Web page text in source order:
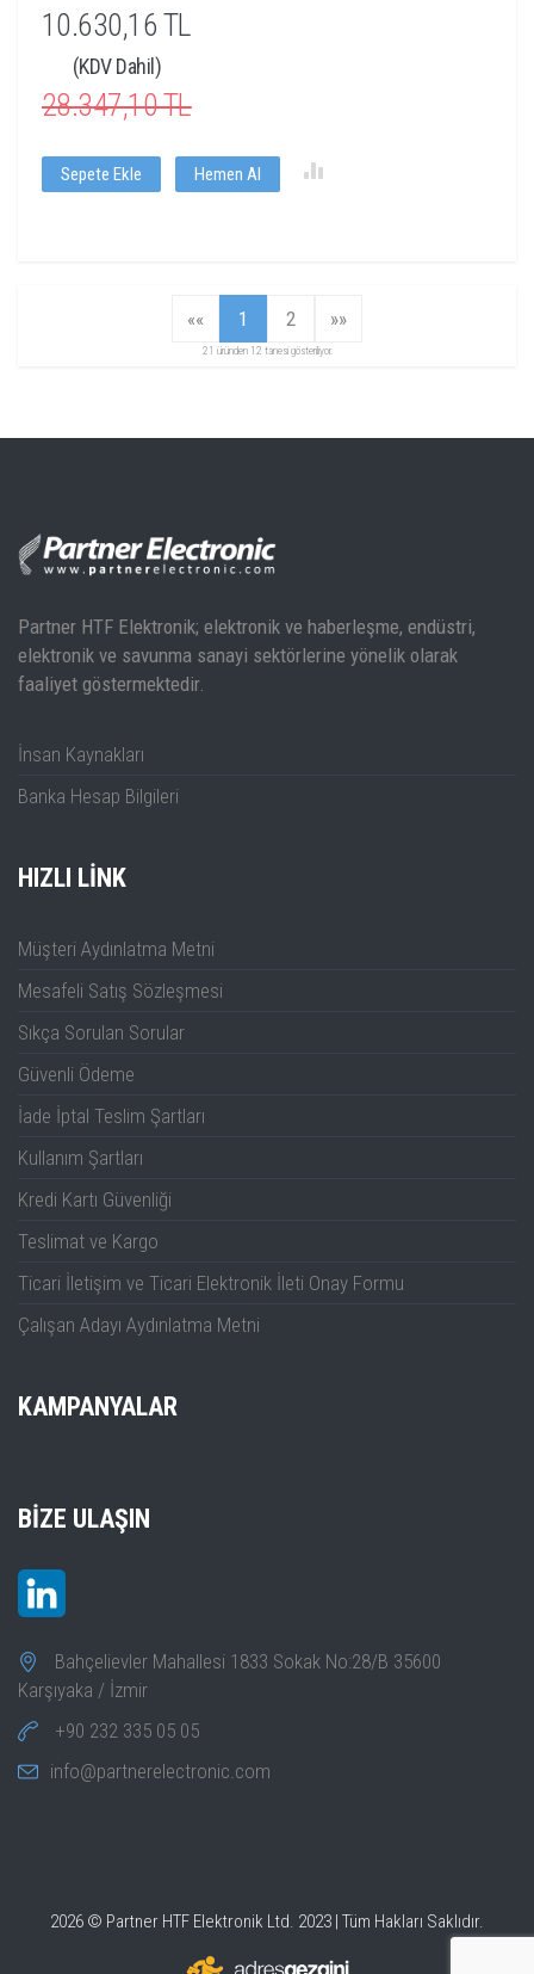
10.630,16 TL
(KDV Dahil)
28.347,10 TL
Sepete Ekle Hemen Al
«« 1 2 »»
21 üründen 12 tanesi gösteriliyor.
Partner HTF Elektronik; elektronik ve haberleşme, endüstri,
elektronik ve savunma sanayi sektörlerine yönelik olarak
faaliyet göstermektedir.
İnsan Kaynakları
Banka Hesap Bilgileri
HIZLI LINK
Müşteri Aydınlatma Metni
Mesafeli Satış Sözleşmesi
Sıkça Sorulan Sorular
Güvenli Ödeme
İade İptal Teslim Şartları
Kullanım Şartları
Kredi Kartı Güvenliği
Teslimat ve Kargo
Ticari İletişim ve Ticari Elektronik İleti Onay Formu
Çalışan Adayı Aydınlatma Metni
KAMPANYALAR
BIZE ULAŞIN
Bahçelievler Mahallesi 1833 Sokak No:28/B 35600
Karşıyaka / İzmir
+90 232 335 05 05
info@partnerelectronic.com
2026 © Partner HTF Elektronik Ltd. 2023 | Tüm Hakları Saklıdır.